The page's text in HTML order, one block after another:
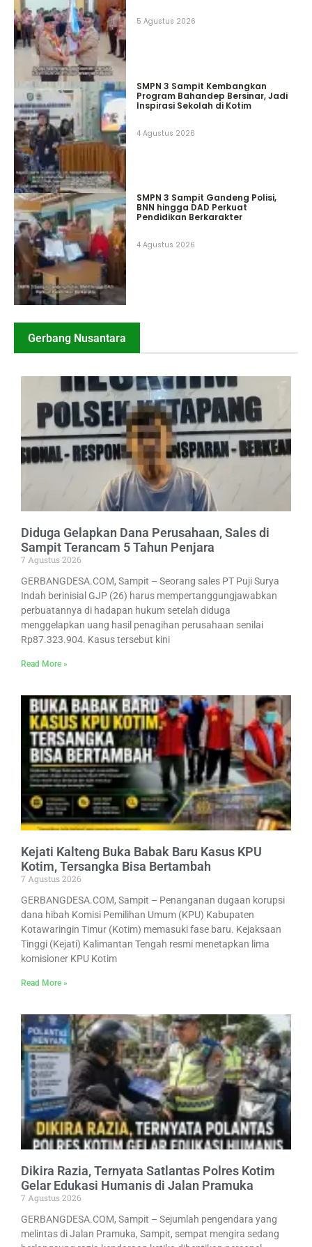
5 Agustus 2026
SMPN 3 Sampit Kembangkan
Program Bahandep Bersinar, Jadi
Inspirasi Sekolah di Kotim
4 Agustus 2026
SMPN 3 Sampit Gandeng Polisi,
BNN hingga DAD Perkuat
Pendidikan Berkarakter
4 Agustus 2026
Gerbang Nusantara
Diduga Gelapkan Dana Perusahaan, Sales di
Sampit Terancam 5 Tahun Penjara
7 Agustus 2026
GERBANGDESA.COM, Sampit – Seorang sales PT Puji Surya
Indah berinisial GJP (26) harus mempertanggungjawabkan
perbuatannya di hadapan hukum setelah diduga
menggelapkan uang hasil penagihan perusahaan senilai
Rp87.323.904. Kasus tersebut kini
Read More »
Kejati Kalteng Buka Babak Baru Kasus KPU
Kotim, Tersangka Bisa Bertambah
7 Agustus 2026
GERBANGDESA.COM, Sampit – Penanganan dugaan korupsi
dana hibah Komisi Pemilihan Umum (KPU) Kabupaten
Kotawaringin Timur (Kotim) memasuki fase baru. Kejaksaan
Tinggi (Kejati) Kalimantan Tengah resmi menetapkan lima
komisioner KPU Kotim
Read More »
Dikira Razia, Ternyata Satlantas Polres Kotim
Gelar Edukasi Humanis di Jalan Pramuka
7 Agustus 2026
GERBANGDESA.COM, Sampit – Sejumlah pengendara yang
melintas di Jalan Pramuka, Sampit, sempat mengira sedang